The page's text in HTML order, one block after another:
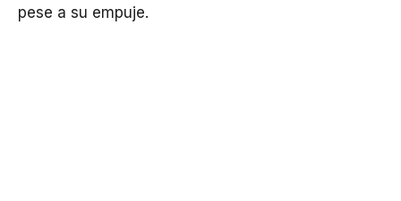
pese a su empuje.